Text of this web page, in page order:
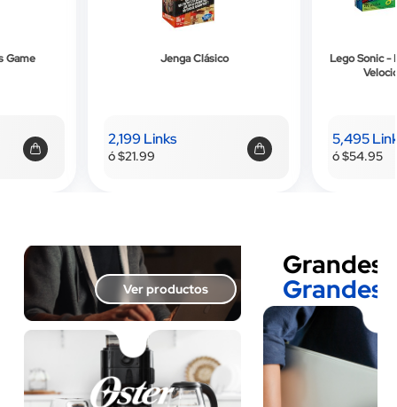
Lego Sonic - Desafío de la Esfera de
5,495 Links
ó $54.95
Home
de
399
ó $3.99
Ver productos
Grandes
Grandes